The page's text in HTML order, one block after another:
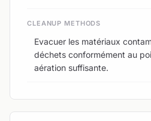
CLEANUP METHODS
Evacuer les matériaux
déchets conformément au
aération suffisante.